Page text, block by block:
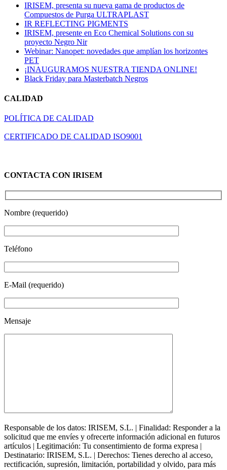
IRISEM, presenta su nueva gama de productos de
Compuestos de Purga ULTRAPLAST
IR REFLECTING PIGMENTS
IRISEM, presente en Eco Chemical Solutions con su
proyecto Negro Nir
Webinar: Nanopet: novedades que amplían los horizontes
PET
¡INAUGURAMOS NUESTRA TIENDA ONLINE!
Black Friday para Masterbatch Negros
CALIDAD
POLÍTICA DE CALIDAD
CERTIFICADO DE CALIDAD ISO9001
CONTACTA CON IRISEM
Nombre (requerido)
Teléfono
E-Mail (requerido)
Mensaje
Responsable de los datos: IRISEM, S.L. | Finalidad: Responder a la
solicitud que me envíes y ofrecerte información adicional en futuros
artículos | Legitimación: Tu consentimiento de forma expresa |
Destinatario: IRISEM, S.L. | Derechos: Tienes derecho al acceso,
rectificación, supresión, limitación, portabilidad y olvido, para más